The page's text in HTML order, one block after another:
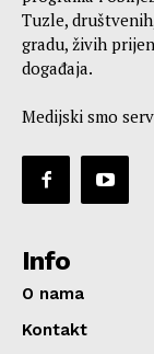
Tuzle,
gradu, živih
događaja.
Medijski smo
Info
O nama
Kontakt